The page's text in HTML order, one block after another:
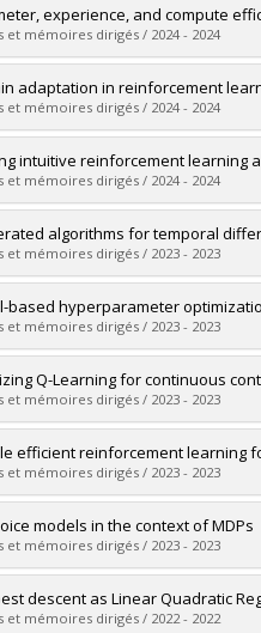
:Fathi, Mahan
Maîtrise
obtenu :M. Sc.
le document dans Papyrus
experience, and compute
et mémoires dirigés / 2024 - 2024
:Nikishin, Evgenii
Doctorat
obtenu :Ph. D.
le document dans Papyrus
adaptation in reinforcement
et mémoires dirigés / 2024 - 2024
:Côté-Turcotte, Léa
Maîtrise
obtenu :M. Sc.
le document dans Papyrus
intuitive reinforcement learning
et mémoires dirigés / 2024 - 2024
:D'Oro, Pierluca
Doctorat
obtenu :Ph. D.
le document dans Papyrus
algorithms for temporal
et mémoires dirigés / 2023 - 2023
: Rankawat, Anushree
Maîtrise
obtenu :M. Sc.
le document dans Papyrus
based hyperparameter
et mémoires dirigés / 2023 - 2023
:Crouther, Paul
Maîtrise
obtenu :M. Sc.
le document dans Papyrus
Q-Learning for continuous
et mémoires dirigés / 2023 - 2023
:Hui, David Yu-Tung
Maîtrise
obtenu :M. Sc.
le document dans Papyrus
efficient reinforcement learning
et mémoires dirigés / 2023 - 2023
:Nouri, Padideh
Maîtrise
obtenu :M. Sc.
le document dans Papyrus
models in the context of MDPs
et mémoires dirigés / 2023 - 2023
:Mohammadpour, Sobhan
Maîtrise
descent as Linear Quadratic
et mémoires dirigés / 2022 - 2022